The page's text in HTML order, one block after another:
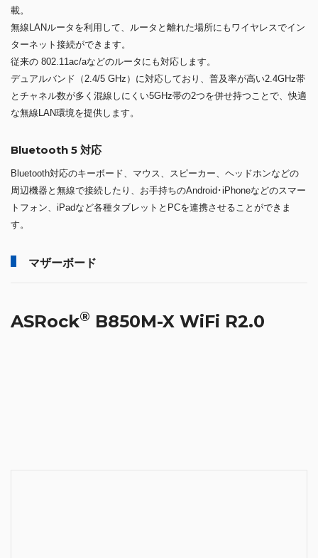
載。
無線LANルータを利用して、ルータと離れた場所にもワイヤレスでイン
ターネット接続ができます。
従来の 802.11ac/aなどのルータにも対応します。
デュアルバンド（2.4/5 GHz）に対応しており、普及率が高い2.4GHz帯
とチャネル数が多く混線しにくい5GHz帯の2つを併せ持つことで、快適
な無線LAN環境を提供します。
Bluetooth 5 対応
Bluetooth対応のキーボード、マウス、スピーカー、ヘッドホンなどの
周辺機器と無線で接続したり、お手持ちのAndroid･iPhoneなどのスマー
トフォン、iPadなど各種タブレットとPCを連携させることができま
す。
マザーボード
ASRock® B850M-X WiFi R2.0